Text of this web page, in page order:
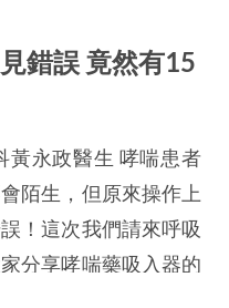
錯誤 竟然有15
黃永政醫生 哮喘患者
陌生，但原來操作上
！這次我們請來呼吸
分享哮喘藥吸入器的